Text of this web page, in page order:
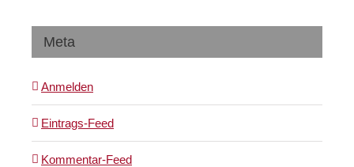
Meta
Anmelden
Eintrags-Feed
Kommentar-Feed